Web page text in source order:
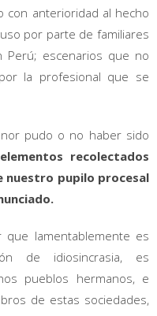
con anterioridad al hecho
por parte de familiares
Perú; escenarios que no
la profesional que se
pudo o no haber sido
recolectados
nuestro pupilo procesal
lamentablemente es
de idiosincrasia, es
pueblos hermanos, e
de estas sociedades,